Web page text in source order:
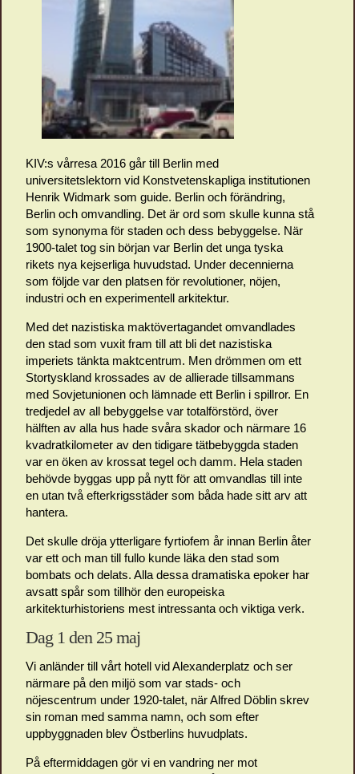
KIV:s vårresa 2016 går till Berlin med
universitetslektorn vid Konstvetenskapliga institutionen
Henrik Widmark som guide. Berlin och förändring,
Berlin och omvandling. Det är ord som skulle kunna stå
som synonyma för staden och dess bebyggelse. När
1900-talet tog sin början var Berlin det unga tyska
rikets nya kejserliga huvudstad. Under decennierna
som följde var den platsen för revolutioner, nöjen,
industri och en experimentell arkitektur.
Med det nazistiska maktövertagandet omvandlades
den stad som vuxit fram till att bli det nazistiska
imperiets tänkta maktcentrum. Men drömmen om ett
Stortyskland krossades av de allierade tillsammans
med Sovjetunionen och lämnade ett Berlin i spillror. En
tredjedel av all bebyggelse var totalförstörd, över
hälften av alla hus hade svåra skador och närmare 16
kvadratkilometer av den tidigare tätbebyggda staden
var en öken av krossat tegel och damm. Hela staden
behövde byggas upp på nytt för att omvandlas till inte
en utan två efterkrigsstäder som båda hade sitt arv att
hantera.
Det skulle dröja ytterligare fyrtiofem år innan Berlin åter
var ett och man till fullo kunde läka den stad som
bombats och delats. Alla dessa dramatiska epoker har
avsatt spår som tillhör den europeiska
arkitekturhistoriens mest intressanta och viktiga verk.
Dag 1 den 25 maj
Vi anländer till vårt hotell vid Alexanderplatz och ser
närmare på den miljö som var stads- och
nöjescentrum under 1920-talet, när Alfred Döblin skrev
sin roman med samma namn, och som efter
uppbyggnaden blev Östberlins huvudplats.
På eftermiddagen gör vi en vandring ner mot